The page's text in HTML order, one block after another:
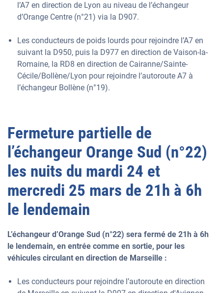
l’A7 en direction de Lyon au niveau de l’échangeur
d’Orange Centre (n°21) via la D907.
Les conducteurs de poids lourds pour rejoindre l’A7 en
suivant la D950, puis la D977 en direction de Vaison-la-
Romaine, la RD8 en direction de Cairanne/Sainte-
Cécile/Bollène/Lyon pour rejoindre l’autoroute A7 à
l’échangeur Bollène (n°19).
Fermeture partielle de
l’échangeur Orange Sud (n°22)
les nuits du mardi 24 et
mercredi 25 mars de 21h à 6h
le lendemain
L’échangeur d’Orange Sud (n°22) sera fermé de 21h à 6h
le lendemain, en entrée comme en sortie, pour les
véhicules circulant en direction de Marseille :
Les conducteurs pour rejoindre l’autoroute en direction